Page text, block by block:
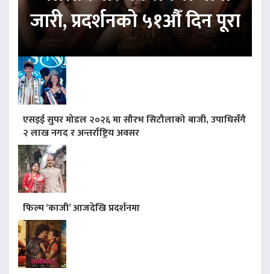
जारी, प्रदर्शनको ५१औँ दिन पूरा
एसइई सुपर मोडल २०२६ मा सौरभ सिटौलाको बाजी, उपाधिसँगै
२ लाख नगद र अन्तर्राष्ट्रिय अवसर
फिल्म ‘काजी’ आजदेखि प्रदर्शनमा